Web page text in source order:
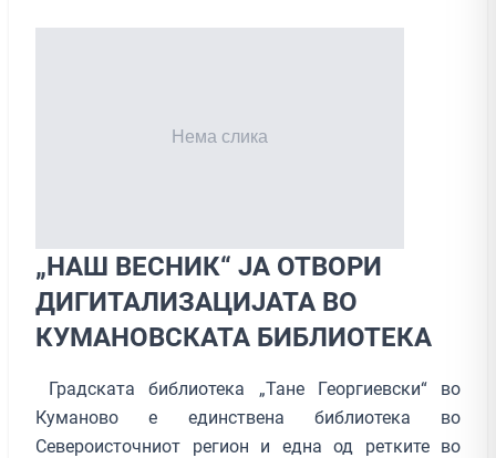
„НАШ ВЕСНИК“ ЈА ОТВОРИ
ДИГИТАЛИЗАЦИЈАТА ВО
КУМАНОВСКАТА БИБЛИОТЕКА
Градската библиотека „Тане Георгиевски“ во
Куманово е единствена библиотека во
Североисточниот регион и една од ретките во